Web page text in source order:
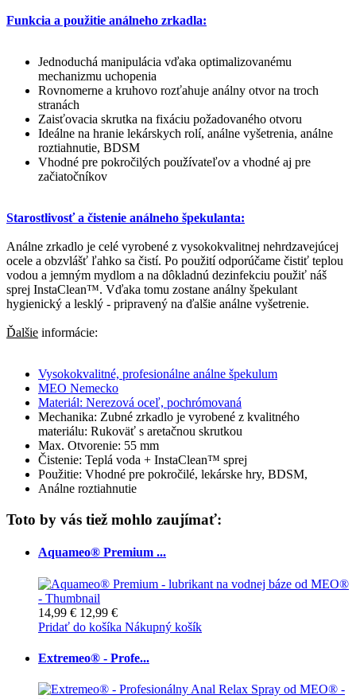
Funkcia a použitie análneho zrkadla:
Jednoduchá manipulácia vďaka optimalizovanému
mechanizmu uchopenia
Rovnomerne a kruhovo rozťahuje análny otvor na troch
stranách
Zaisťovacia skrutka na fixáciu požadovaného otvoru
Ideálne na hranie lekárskych rolí, análne vyšetrenia, análne
roztiahnutie, BDSM
Vhodné pre pokročilých používateľov a vhodné aj pre
začiatočníkov
Starostlivosť a čistenie análneho špekulanta:
Análne zrkadlo je celé vyrobené z vysokokvalitnej nehrdzavejúcej
ocele a obzvlášť ľahko sa čistí. Po použití odporúčame čistiť teplou
vodou a jemným mydlom a na dôkladnú dezinfekciu použiť náš
sprej InstaClean™. Vďaka tomu zostane análny špekulant
hygienický a lesklý - pripravený na ďalšie análne vyšetrenie.
Ďalšie informácie:
Vysokokvalitné, profesionálne análne špekulum
MEO Nemecko
Materiál: Nerezová oceľ, pochrómovaná
Mechanika: Zubné zrkadlo je vyrobené z kvalitného
materiálu: Rukoväť s aretačnou skrutkou
Max. Otvorenie: 55 mm
Čistenie: Teplá voda + InstaClean™ sprej
Použitie: Vhodné pre pokročilé, lekárske hry, BDSM,
Análne roztiahnutie
Toto by vás tiež mohlo zaujímať:
Aquameo® Premium ...
14,99 € 12,99 €
Pridať do košíka Nákupný košík
Extremeo® - Profe...